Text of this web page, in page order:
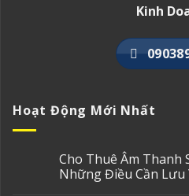
Kinh
Hoạt Động Mới Nhất
Cho Thuê Âm Thanh
Những Điều Cần Lưu